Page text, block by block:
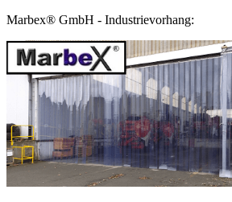
Marbex® GmbH - Industrievorhang: